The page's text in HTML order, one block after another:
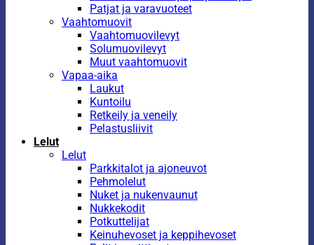
Patjat ja varavuoteet
Vaahtomuovit
Vaahtomuovilevyt
Solumuovilevyt
Muut vaahtomuovit
Vapaa-aika
Laukut
Kuntoilu
Retkeily ja veneily
Pelastusliivit
Lelut
Lelut
Parkkitalot ja ajoneuvot
Pehmolelut
Nuket ja nukenvaunut
Nukkekodit
Potkuttelijat
Keinuhevoset ja keppihevoset